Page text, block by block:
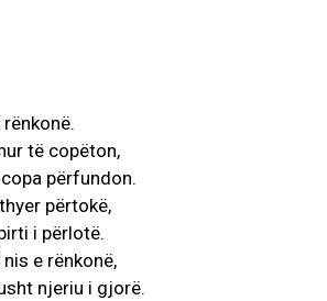
të copëton,
përfundon.
përtokë,
i përlotë.
e rënkonë,
njeriu i gjorë.